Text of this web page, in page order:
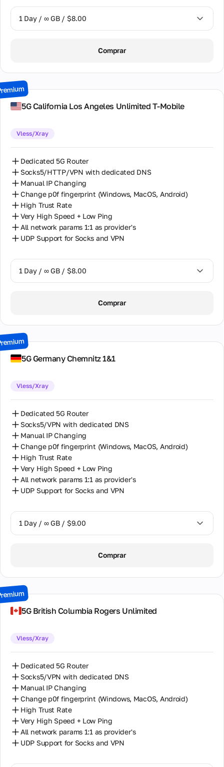
1 Day / ∞ GB / $8.00
3 Days / ∞ GB / $21.00
30 Days / ∞ GB / $162.00
Comprar
5G California Los Angeles Unlimited T-Mobile
Vless/Xray
Dedicated 5G Router
Socks5/HTTP/VPN with dedicated DNS
Manual IP Changing
Change p0f fingerprint (Windows, MacOS, Android)
High Trust Rate
Very High Speed + Low Ping
All network params 1:1 as provider's
UDP Support for Socks and VPN
1 Day / ∞ GB / $8.00
3 Days / ∞ GB / $21.00
30 Days / ∞ GB / $162.00
Comprar
5G Germany Chemnitz 1&1
Vless/Xray
Dedicated 5G Router
Socks5/VPN with dedicated DNS
Manual IP Changing
Change p0f fingerprint (Windows, MacOS, Android)
High Trust Rate
Very High Speed + Low Ping
All network params 1:1 as provider's
UDP Support for Socks and VPN
1 Day / ∞ GB / $9.00
3 Days / ∞ GB / $24.00
30 Days / ∞ GB / $195.00
Comprar
5G British Columbia Rogers Unlimited
Vless/Xray
Dedicated 5G Router
Socks5/VPN with dedicated DNS
Manual IP Changing
Change p0f fingerprint (Windows, MacOS, Android)
High Trust Rate
Very High Speed + Low Ping
All network params 1:1 as provider's
UDP Support for Socks and VPN